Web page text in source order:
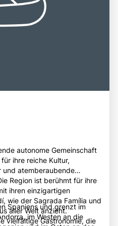
autonome Gemeinschaft
ihre reiche Kultur,
und atemberaubende
Region ist berühmt für ihre
ihren einzigartigen
wie der Sagrada Família und
aller Welt anzieht.
vielfältige Gastronomie, die
Spaniens und grenzt im
im Westen an die